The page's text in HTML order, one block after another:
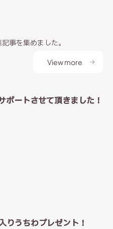
事を集めました。
View more
ポートさせて頂きました！
りうちわプレゼント！